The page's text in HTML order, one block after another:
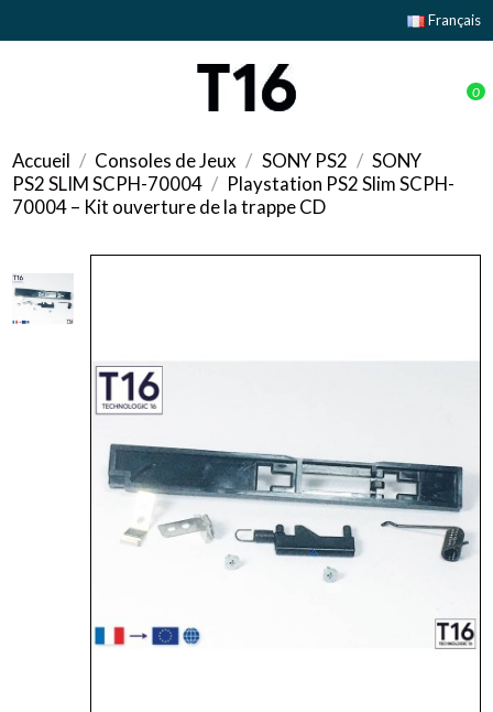
Français
0
Accueil Consoles de Jeux SONY PS2
SONY
PS2 SLIM SCPH-70004
Playstation PS2 Slim SCPH-
70004 – Kit ouverture de la trappe CD